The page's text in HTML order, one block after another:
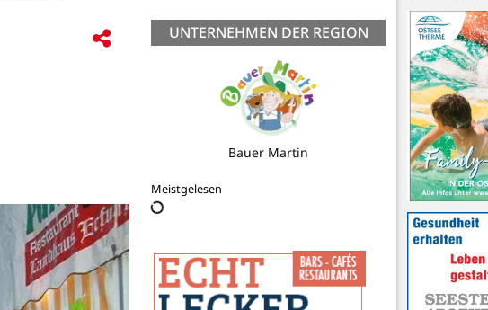
UNTERNEHMEN DER REGION
Stadt Neustadt in Holstein
Meistgelesen